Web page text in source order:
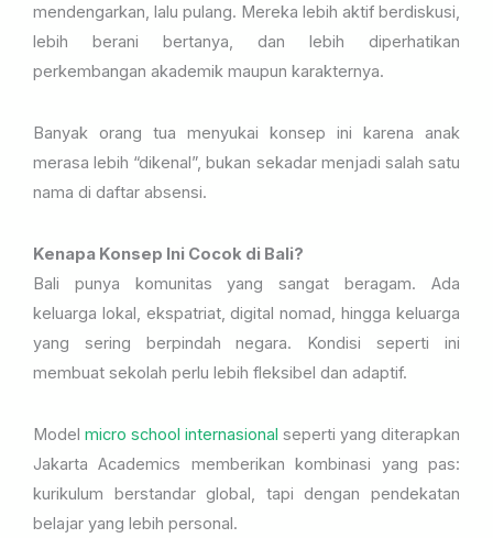
mendengarkan, lalu pulang. Mereka lebih aktif berdiskusi,
lebih berani bertanya, dan lebih diperhatikan
perkembangan akademik maupun karakternya.
Banyak orang tua menyukai konsep ini karena anak
merasa lebih “dikenal”, bukan sekadar menjadi salah satu
nama di daftar absensi.
Kenapa Konsep Ini Cocok di Bali?
Bali punya komunitas yang sangat beragam. Ada
keluarga lokal, ekspatriat, digital nomad, hingga keluarga
yang sering berpindah negara. Kondisi seperti ini
membuat sekolah perlu lebih fleksibel dan adaptif.
Model micro school internasional seperti yang diterapkan
Jakarta Academics memberikan kombinasi yang pas:
kurikulum berstandar global, tapi dengan pendekatan
belajar yang lebih personal.